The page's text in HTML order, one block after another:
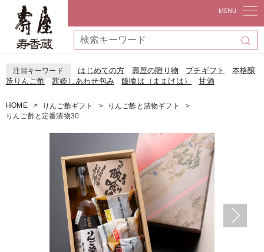
注目キーワード はじめての方 壽屋の贈り物 プチギフト
本格醸
造りんご酢
茜姫しあわせ包み 飯喰は（ままけは） 甘酒
HOME りんご酢ギフト
りんご酢と漬物ギフト
りんご酢と定番漬物30